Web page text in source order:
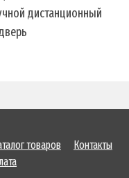
дистанционный
товаров
Контакты